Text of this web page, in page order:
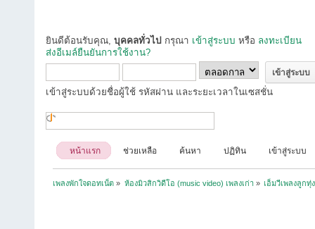
ยินดีต้อนรับคุณ, บุคคลทั่วไป กรุณา เข้าสู่ระบบ หรือ ลงทะเบียน
ส่งอีเมล์ยืนยันการใช้งาน?
เข้าสู่ระบบด้วยชื่อผู้ใช้ รหัสผ่าน และระยะเวลาในเซสชั่น
หน้าแรก ช่วยเหลือ ค้นหา ปฏิทิน เข้าสู่ระบบ
เพลงพักใจดอทเน็ต » ห้องมิวสิกวิดีโอ (music video) เพลงเก่า » เอ็มวีเพลงลูกทุ่ง